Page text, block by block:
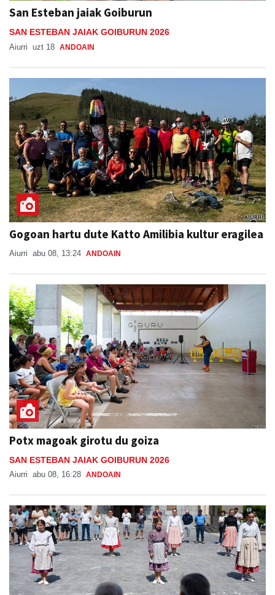
San Esteban jaiak Goiburun
SAN ESTEBAN JAIAK GOIBURUN 2026
Aiurri uzt 18 ANDOAIN
Gogoan hartu dute Katto Amilibia kultur eragilea
Aiurri abu 08, 13:24 ANDOAIN
Potx magoak girotu du goiza
SAN ESTEBAN JAIAK GOIBURUN 2026
Aiurri abu 08, 16:28 ANDOAIN